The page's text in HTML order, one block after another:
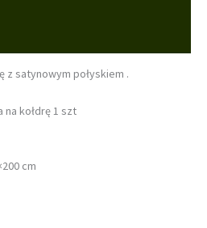
z satynowym połyskiem .
kołdrę 1 szt
cm